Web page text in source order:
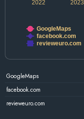
2022 2023
GoogleMaps
facebook.com
revieweuro.com
GoogleMaps
facebook.com
revieweuro.com